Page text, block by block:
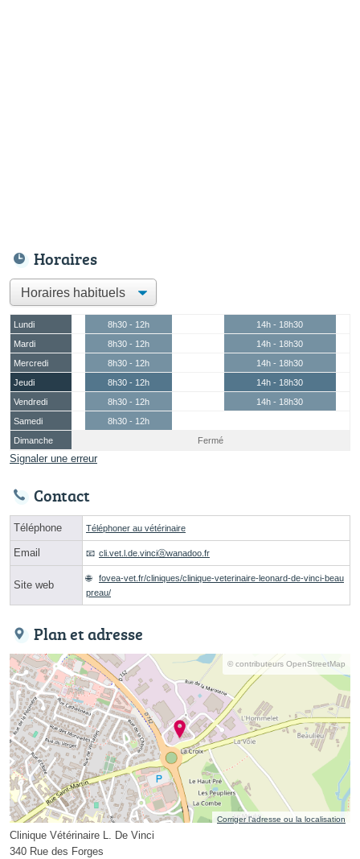
Horaires
Lundi 8h30 - 12h
14h - 18h30
Mardi
8h30 - 12h
14h - 18h30
Mercredi
8h30 - 12h
14h - 18h30
Jeudi
8h30 - 12h
14h - 18h30
Vendredi
8h30 - 12h
14h - 18h30
Samedi
8h30 - 12h
Dimanche
Fermé
Signaler une erreur
Contact
Téléphone Téléphoner au vétérinaire
Email cli.vet.l.de.vinciⓐwanadoo.fr
Site web
fovea-vet.fr/cliniques/clinique-veterinaire-leonard-de-vinci-beau
preau/
Plan et adresse
© contributeurs OpenStreetMap
Corriger l’adresse ou la localisation
Clinique Vétérinaire L. De Vinci
340 Rue des Forges